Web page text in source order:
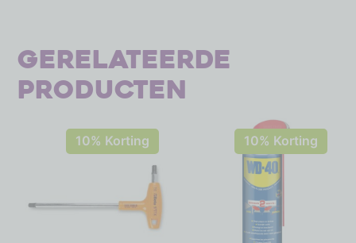
Gerelateerde
producten
10% Korting 10% Korting